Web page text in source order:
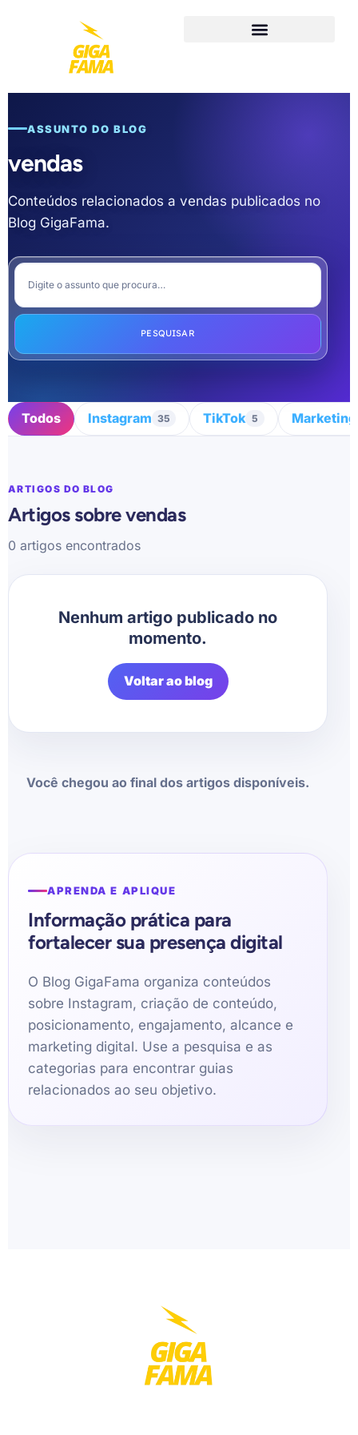
ASSUNTO DO BLOG
vendas
Conteúdos relacionados a vendas publicados no
Blog GigaFama.
PESQUISAR
Todos Instagram 35 TikTok 5
ARTIGOS DO BLOG
Artigos sobre vendas
0 artigos encontrados
Nenhum artigo publicado no
momento.
Voltar ao blog
Você chegou ao final dos artigos disponíveis.
APRENDA E APLIQUE
Informação prática para
fortalecer sua presença digital
O Blog GigaFama organiza conteúdos
sobre Instagram, criação de conteúdo,
posicionamento, engajamento, alcance e
marketing digital. Use a pesquisa e as
categorias para encontrar guias
relacionados ao seu objetivo.